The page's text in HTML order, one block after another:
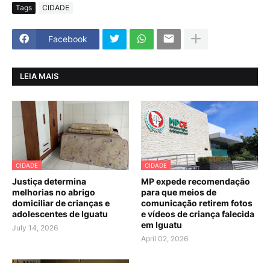
Tags CIDADE
Facebook
LEIA MAIS
CIDADE
Justiça determina
melhorias no abrigo
domiciliar de crianças e
adolescentes de Iguatu
July 14, 2026
CIDADE
MP expede recomendação
para que meios de
comunicação retirem fotos
e vídeos de criança falecida
em Iguatu
April 02, 2026